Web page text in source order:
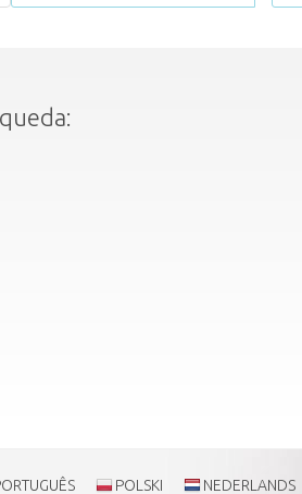
POLSKI NEDERLANDS